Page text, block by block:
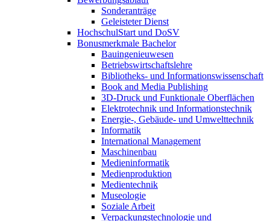
Sonderanträge
Geleisteter Dienst
HochschulStart und DoSV
Bonusmerkmale Bachelor
Bauingenieuwesen
Betriebswirtschaftslehre
Bibliotheks- und Informationswissenschaft
Book and Media Publishing
3D-Druck und Funktionale Oberflächen
Elektrotechnik und Informationstechnik
Energie-, Gebäude- und Umwelttechnik
Informatik
International Management
Maschinenbau
Medieninformatik
Medienproduktion
Medientechnik
Museologie
Soziale Arbeit
Verpackungstechnologie und